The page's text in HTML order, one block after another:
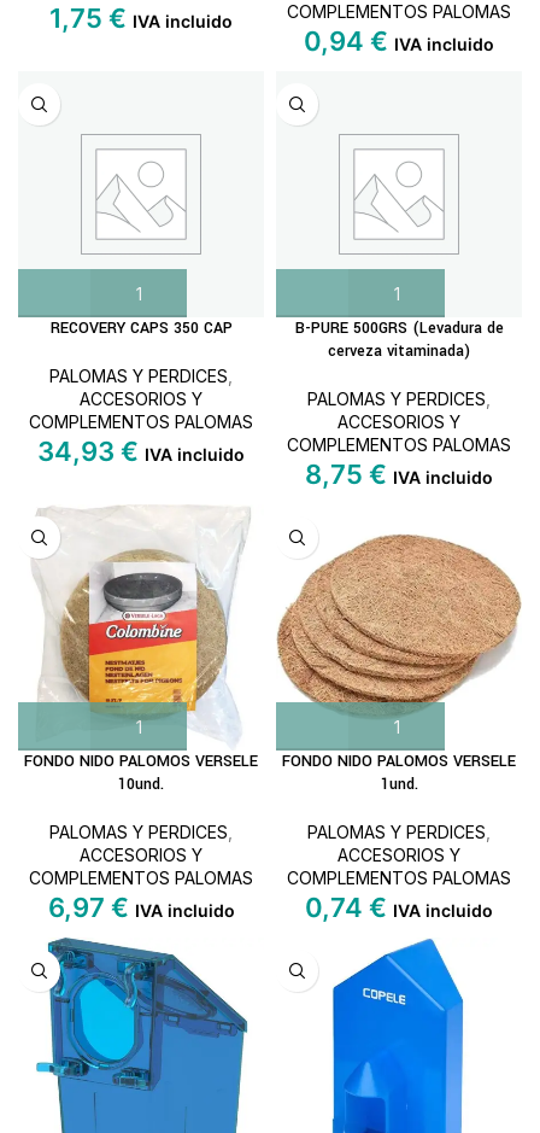
1,75 € IVA incluido
COMPLEMENTOS PALOMAS
0,94 € IVA incluido
RECOVERY CAPS 350 CAP
PALOMAS Y PERDICES
ACCESORIOS Y
COMPLEMENTOS PALOMAS
34,93 € IVA incluido
B-PURE 500GRS (Levadura de
cerveza vitaminada)
PALOMAS Y PERDICES
ACCESORIOS Y
COMPLEMENTOS PALOMAS
8,75 € IVA incluido
FONDO NIDO PALOMOS VERSELE
10und.
PALOMAS Y PERDICES
ACCESORIOS Y
COMPLEMENTOS PALOMAS
6,97 € IVA incluido
FONDO NIDO PALOMOS VERSELE
1und.
PALOMAS Y PERDICES
ACCESORIOS Y
COMPLEMENTOS PALOMAS
0,74 € IVA incluido